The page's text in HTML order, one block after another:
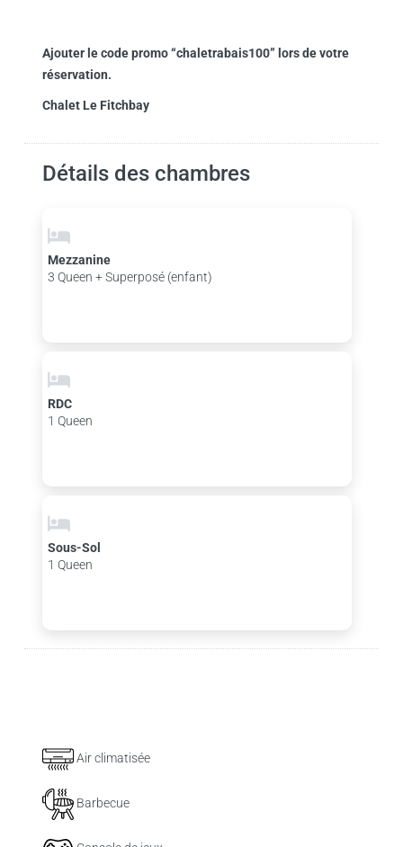
Ajouter le code promo “chaletrabais100” lors de votre
réservation.
Chalet Le Fitchbay
Détails des chambres
Mezzanine
3 Queen + Superposé (enfant)
RDC
1 Queen
Sous-Sol
1 Queen
Air climatisée
Barbecue